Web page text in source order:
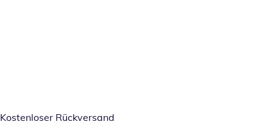
Kostenloser Rückversand